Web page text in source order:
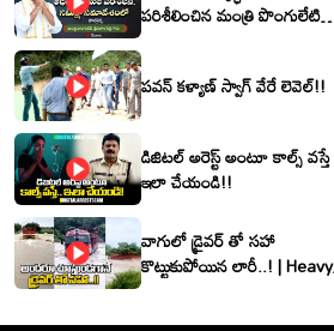
పరిశీలించిన మంత్రి పొంగులేటి
పవన్ కళ్యాణ్ స్వాగ్ వేరే లెవెల్!!
డిజిటల్ అరెస్ట్ అంటూ కాల్స్ వస్తే
ఇలా చేయండి!!
వాగులో డ్రైవర్ తో సహా
కొట్టుకుపోయిన లారీ..! | Heavy